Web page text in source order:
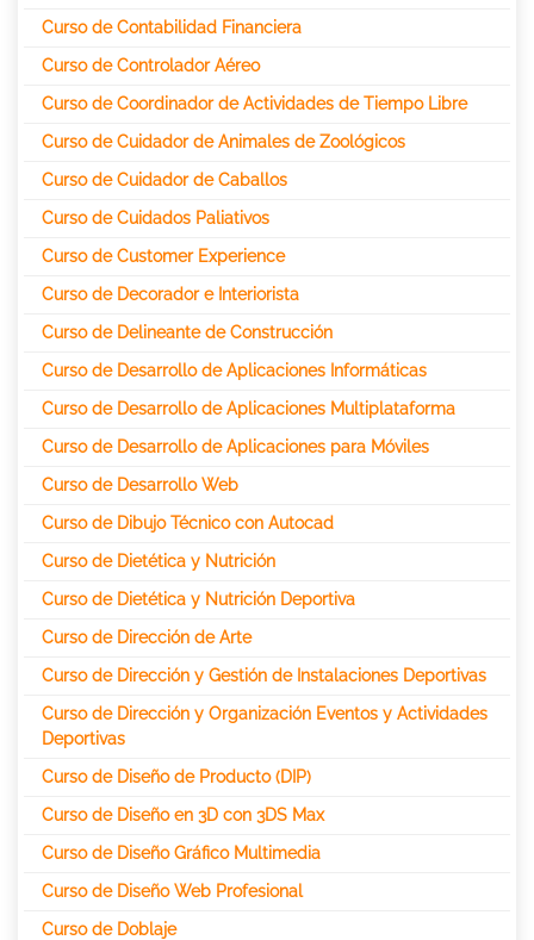
Curso de Contabilidad Financiera
Curso de Controlador Aéreo
Curso de Coordinador de Actividades de Tiempo Libre
Curso de Cuidador de Animales de Zoológicos
Curso de Cuidador de Caballos
Curso de Cuidados Paliativos
Curso de Customer Experience
Curso de Decorador e Interiorista
Curso de Delineante de Construcción
Curso de Desarrollo de Aplicaciones Informáticas
Curso de Desarrollo de Aplicaciones Multiplataforma
Curso de Desarrollo de Aplicaciones para Móviles
Curso de Desarrollo Web
Curso de Dibujo Técnico con Autocad
Curso de Dietética y Nutrición
Curso de Dietética y Nutrición Deportiva
Curso de Dirección de Arte
Curso de Dirección y Gestión de Instalaciones Deportivas
Curso de Dirección y Organización Eventos y Actividades
Deportivas
Curso de Diseño de Producto (DIP)
Curso de Diseño en 3D con 3DS Max
Curso de Diseño Gráfico Multimedia
Curso de Diseño Web Profesional
Curso de Doblaje